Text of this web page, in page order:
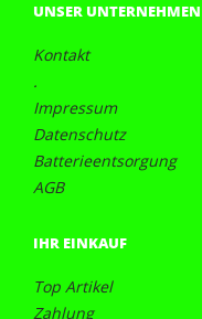
UNSER UNTERNEHMEN
Kontakt
.
Impressum
Datenschutz
Batterieentsorgung
AGB
IHR EINKAUF
Top Artikel
Zahlung